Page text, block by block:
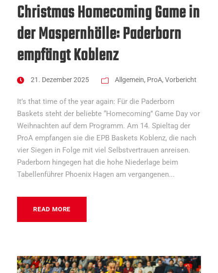
Christmas Homecoming Game in
der Maspernhölle: Paderborn
empfängt Koblenz
21. Dezember 2025 Allgemein, ProA, Vorbericht
It’s that time of the year again: Für die Paderborn
Baskets steht der beliebte “Homecoming” Game Day vor
Weihnachten auf dem Programm. Am 14. Spieltag der
ProA empfangen sie die EPB Baskets Koblenz, die nach
vier Siegen in Folge mit viel Selbstvertrauen anreisen.
Paderborn hingegen hat die hohe Niederlage beim
Tabellenführer Phoenix Hagen am vergangenen...
READ MORE